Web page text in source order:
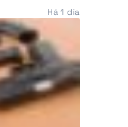
directo aos
que o
dos
do país. No
de Estado
em Angola,
Há 1 dia